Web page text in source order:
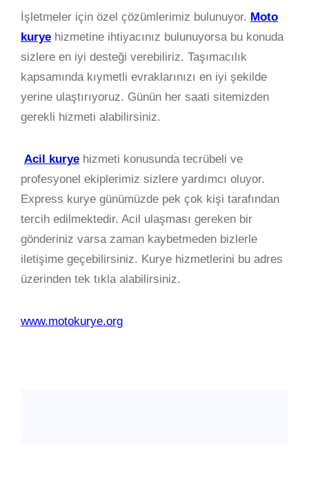
İşletmeler için özel çözümlerimiz bulunuyor. Moto
kurye hizmetine ihtiyacınız bulunuyorsa bu konuda
sizlere en iyi desteği verebiliriz. Taşımacılık
kapsamında kıymetli evraklarınızı en iyi şekilde
yerine ulaştırıyoruz. Günün her saati sitemizden
gerekli hizmeti alabilirsiniz.
Acil kurye hizmeti konusunda tecrübeli ve
profesyonel ekiplerimiz sizlere yardımcı oluyor.
Express kurye günümüzde pek çok kişi tarafından
tercih edilmektedir. Acil ulaşması gereken bir
gönderiniz varsa zaman kaybetmeden bizlerle
iletişime geçebilirsiniz. Kurye hizmetlerini bu adres
üzerinden tek tıkla alabilirsiniz.
www.motokurye.org